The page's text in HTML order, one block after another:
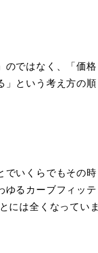
のではなく、「価格
」という考え方の順
でいくらでもその時
ゆるカーブフィッテ
には全くなっていま